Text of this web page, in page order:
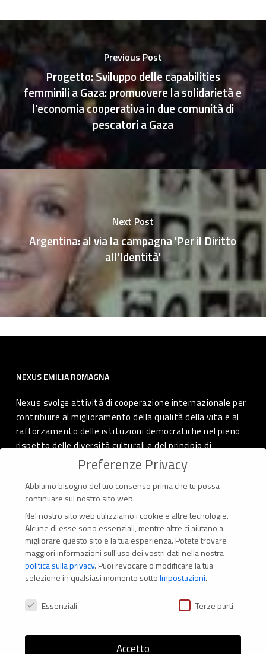
Previous Post
Progetto: Sviluppo delle capabilities
femminili a Gaza: promuovere la solidarietà e
l'economia cooperativa in due comunità di
pescatori a Gaza
Next Post
Argentina: al via la campagna 'Per il Diritto
all'Identità'
NEXUS EMILIA ROMAGNA
Nexus svolge attività di cooperazione internazionale per
contribuire al miglioramento della qualità della vita e al
rafforzamento delle istituzioni democratiche nel pieno
rispetto delle diversità culturali e del principio di
autodeterminazione dei popoli.
CONTATTI
Via Marconi 69 – 40122 Bologna (Italia)
Tel. +39 051 294 775
Preferenze Privacy
Abbiamo bisogno del tuo consenso prima che tu possa
continuare sul nostro sito web.
Nel nostro sito web utilizziamo i cookie e altre tecnologie.
Alcune di esse sono essenziali, mentre altre ci aiutano a
migliorare questo sito e la tua esperienza. Potete trovare
maggiori informazioni sull'uso dei vostri dati nella nostra
politica sulla privacy. Puoi revocare o modificare la tua
selezione in qualsiasi momento sottoImpostazioni.
Preferenze Privacy
Essenziali Terze parti
Accetto